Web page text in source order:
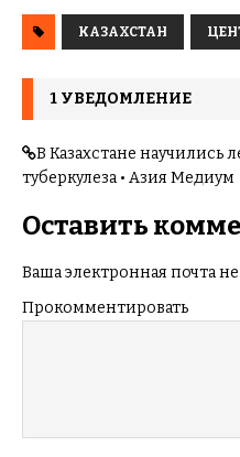
КАЗАХСТАН
1 УВЕДОМЛЕНИЕ
В Казахстане
туберкулеза • Азия Медиум
Оставить
Ваша электронная почта
Прокомментировать